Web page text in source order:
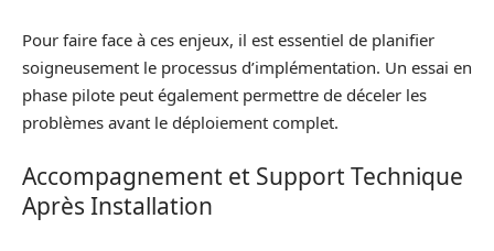
Pour faire face à ces enjeux, il est essentiel de planifier
soigneusement le processus d’implémentation. Un essai en
phase pilote peut également permettre de déceler les
problèmes avant le déploiement complet.
Accompagnement et Support Technique
Après Installation